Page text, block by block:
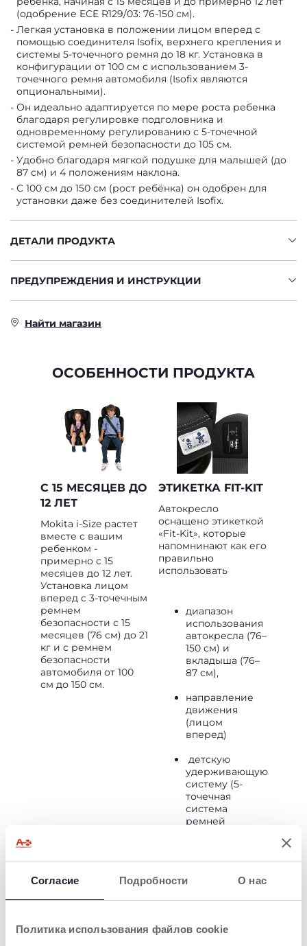
Согласие Подробности О нас
Политика использования файлов cookie
(одобрение ECE R129/03: 76-150 см).
Легкая установка в положении лицом вперед с
помощью соединителя Isofix, верхнего крепления и
системы 5-точечного ремня до 18 кг. Установка в
конфигурации от 100 см с использованием 3-
точечного ремня автомобиля (Isofix являются
опциональными).
Он идеально адаптируется по мере роста ребенка
благодаря регулировке подголовника и
одновременному регулированию с 5-точечной
системой ремней безопасности до 105 см.
Удобно благодаря мягкой подушке для малышей (до
87 см) и 4 положениям наклона.
С 100 см до 150 см (рост ребёнка) он одобрен для
установки даже без соединителей Isofix.
ДЕТАЛИ ПРОДУКТА
ПРЕДУПРЕЖДЕНИЯ И ИНСТРУКЦИИ
Найти магазин
ОСОБЕННОСТИ ПРОДУКТА
С 15 МЕСЯЦЕВ ДО
12 ЛЕТ
Mokita i-Size растет
вместе с вашим
ребенком -
примерно с 15
месяцев до 12 лет.
Установка лицом
вперед с 3-точечным
ремнем
безопасности с 15
месяцев (76 см) до 21
кг и с ремнем
безопасности
автомобиля от 100
см до 150 см.
ЭТИКЕТКА FIT-KIT
Автокресло
оснащено этикеткой
«Fit-Kit», которые
напомнинают как его
правильно
использовать
диапазон
использования
автокресла (76–
150 см) и
вкладыша (76–
87 см),
направление
движения
(лицом
вперед)
детскую
удерживающую
систему (5-
точечная
система
ремней
автомобиля от